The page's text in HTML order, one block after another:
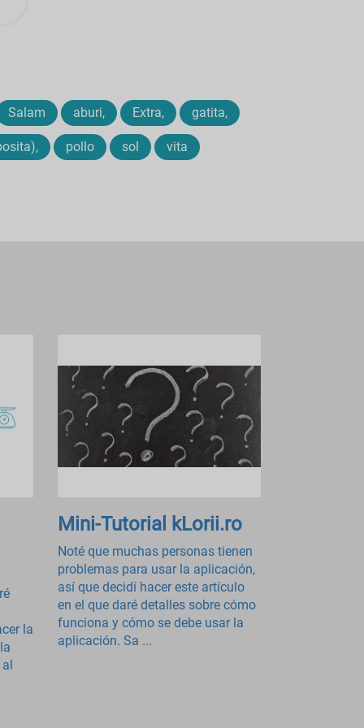
Salam aburi, Extra, gatita,
pollo sol vita
la
Mini-Tutorial kLorii.ro
Noté que muchas personas tienen
problemas para usar la aplicación,
así que decidí hacer este artículo
en el que daré detalles sobre cómo
funciona y cómo se debe usar la
aplicación. Sa ...